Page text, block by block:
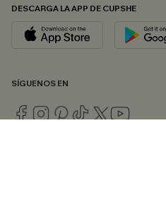
DESCARGA LA APP DE CUPSHE
SÍGUENOS EN